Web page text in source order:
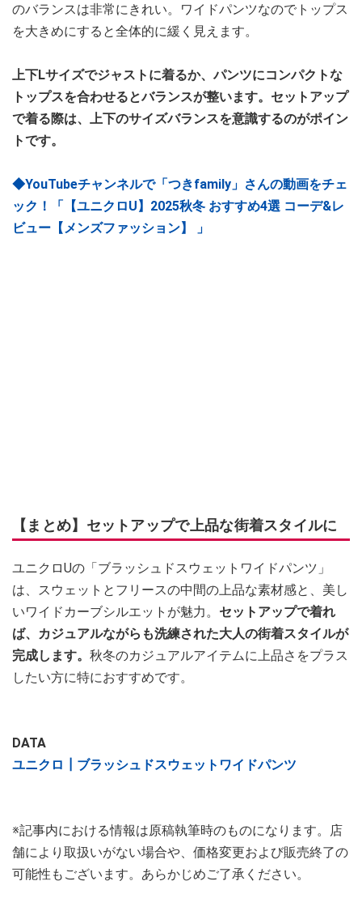
のバランスは非常にきれい。ワイドパンツなのでトップス
を大きめにすると全体的に緩く見えます。
上下Lサイズでジャストに着るか、パンツにコンパクトな
トップスを合わせるとバランスが整います。セットアップ
で着る際は、上下のサイズバランスを意識するのがポイン
トです。
◆YouTubeチャンネルで「つきfamily」さんの動画をチェ
ック！「【ユニクロU】2025秋冬 おすすめ4選 コーデ&レ
ビュー【メンズファッション】 」
【まとめ】セットアップで上品な街着スタイルに
ユニクロUの「ブラッシュドスウェットワイドパンツ」
は、スウェットとフリースの中間の上品な素材感と、美し
いワイドカーブシルエットが魅力。 セットアップで着れ
ば、カジュアルながらも洗練された大人の街着スタイルが
完成します。 秋冬のカジュアルアイテムに上品さをプラス
したい方に特におすすめです。
DATA
ユニクロ┃ブラッシュドスウェットワイドパンツ
※記事内における情報は原稿執筆時のものになります。店
舗により取扱いがない場合や、価格変更および販売終了の
可能性もございます。あらかじめご了承ください。